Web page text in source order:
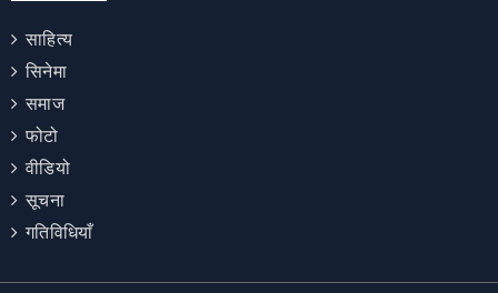
साहित्य
सिनेमा
समाज
फोटो
वीडियो
सूचना
गतिविधियाँ